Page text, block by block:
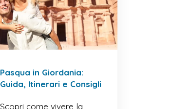
Pasqua in Giordania:
Guida, Itinerari e Consigli
Scopri come vivere la